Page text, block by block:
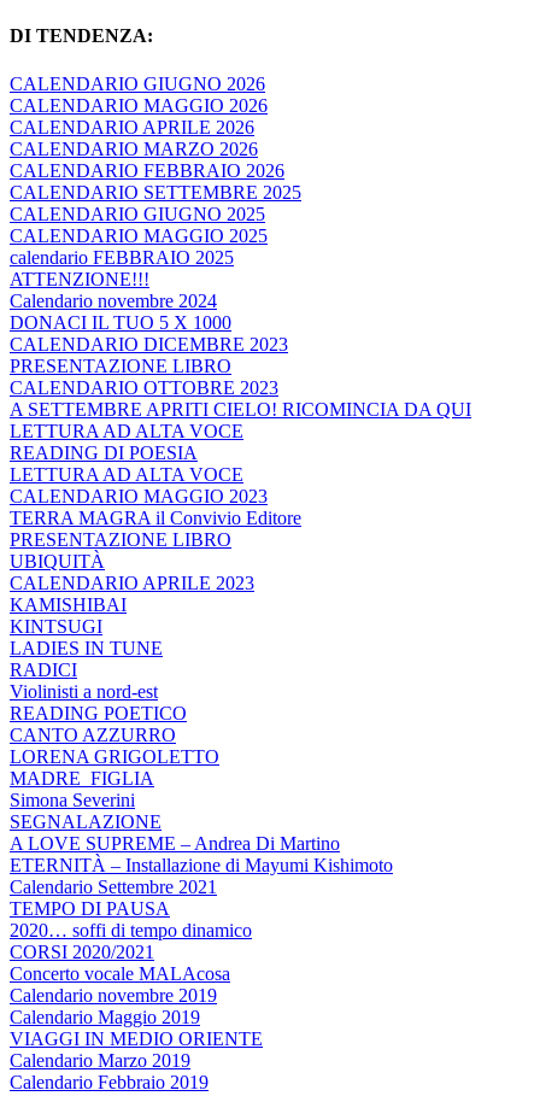
DI TENDENZA:
CALENDARIO GIUGNO 2026
CALENDARIO MAGGIO 2026
CALENDARIO APRILE 2026
CALENDARIO MARZO 2026
CALENDARIO FEBBRAIO 2026
CALENDARIO SETTEMBRE 2025
CALENDARIO GIUGNO 2025
CALENDARIO MAGGIO 2025
calendario FEBBRAIO 2025
ATTENZIONE!!!
Calendario novembre 2024
DONACI IL TUO 5 X 1000
CALENDARIO DICEMBRE 2023
PRESENTAZIONE LIBRO
CALENDARIO OTTOBRE 2023
A SETTEMBRE APRITI CIELO! RICOMINCIA DA QUI
LETTURA AD ALTA VOCE
READING DI POESIA
LETTURA AD ALTA VOCE
CALENDARIO MAGGIO 2023
TERRA MAGRA il Convivio Editore
PRESENTAZIONE LIBRO
UBIQUITÀ
CALENDARIO APRILE 2023
KAMISHIBAI
KINTSUGI
LADIES IN TUNE
RADICI
Violinisti a nord-est
READING POETICO
CANTO AZZURRO
LORENA GRIGOLETTO
MADRE_FIGLIA
Simona Severini
SEGNALAZIONE
A LOVE SUPREME – Andrea Di Martino
ETERNITÀ – Installazione di Mayumi Kishimoto
Calendario Settembre 2021
TEMPO DI PAUSA
2020… soffi di tempo dinamico
CORSI 2020/2021
Concerto vocale MALAcosa
Calendario novembre 2019
Calendario Maggio 2019
VIAGGI IN MEDIO ORIENTE
Calendario Marzo 2019
Calendario Febbraio 2019